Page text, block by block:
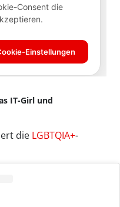
IT-Girl und
die LGBTQIA+-